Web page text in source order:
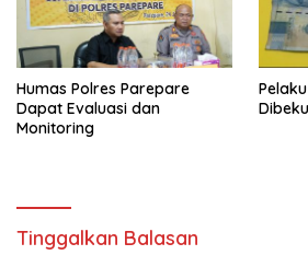
Humas Polres Parepare
Dapat Evaluasi dan
Monitoring
Tinggalkan Balasan